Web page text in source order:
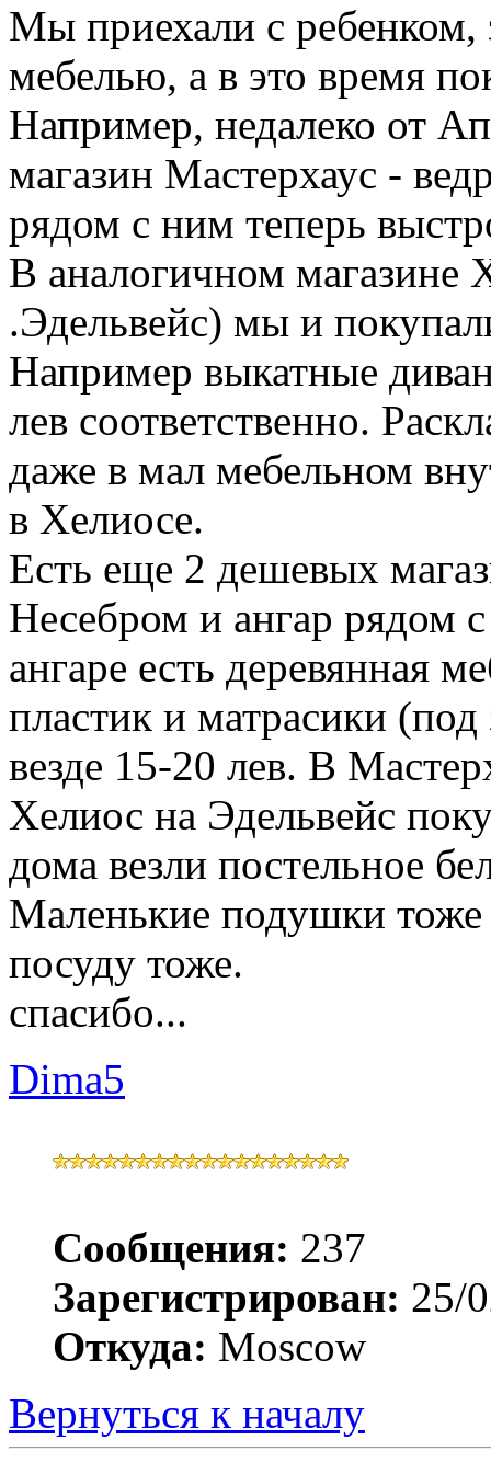
Мы приехали c ребенком,
мебелью, а в это время
Например, недалеко от
магазин Мастерхаус -
рядом с ним теперь
В аналогичном магазине
.Эдельвейс) мы и
Например выкатные
лев соответственно.
даже в мал мебельном
в Хелиосе.
Есть еще 2 дешевых
Несебром и ангар рядом
ангаре есть деревянная
пластик и матрасики
везде 15-20 лев. В
Хелиос на Эдельвейс
дома везли постельное
Маленькие подушки
посуду тоже.
спасибо...
Dima5
Сообщения: 237
Зарегистрирован: 25/
Откуда: Moscow
Вернуться к началу